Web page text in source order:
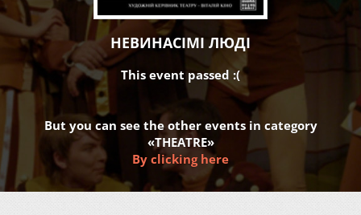
НЕВИНАСІМІ ЛЮДІ
This event passed :(
But you can see the other events in category
«THEATRE»
By clicking here